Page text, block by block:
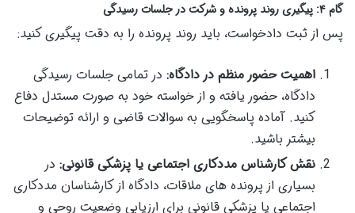
گام ۴: پیگیری روند پرونده و شرکت در جلسات رسیدگی
پس از ثبت دادخواست، باید روند پرونده را به دقت پیگیری کنید:
اهمیت حضور منظم در دادگاه: در تمامی جلسات رسیدگی
دادگاه، حضور یافته و از خواسته خود به صورت مستدل دفاع
کنید. آماده پاسخگویی به سوالات قاضی و ارائه توضیحات
بیشتر باشید.
نقش کارشناس مددکاری اجتماعی یا پزشکی قانونی: در
بسیاری از پرونده های ملاقات، دادگاه از کارشناسان مددکاری
اجتماعی یا پزشکی قانونی برای ارزیابی وضعیت روحی و